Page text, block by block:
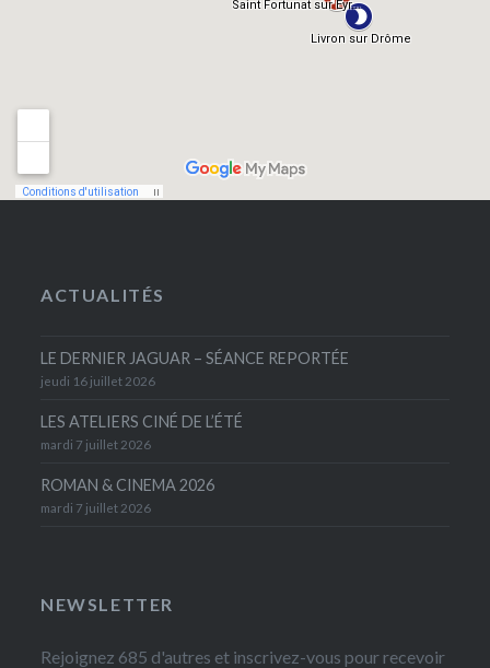
ACTUALITÉS
LE DERNIER JAGUAR – SÉANCE REPORTÉE
jeudi 16 juillet 2026
LES ATELIERS CINÉ DE L’ÉTÉ
mardi 7 juillet 2026
ROMAN & CINEMA 2026
mardi 7 juillet 2026
NEWSLETTER
Rejoignez 685 d'autres et inscrivez-vous pour recevoir